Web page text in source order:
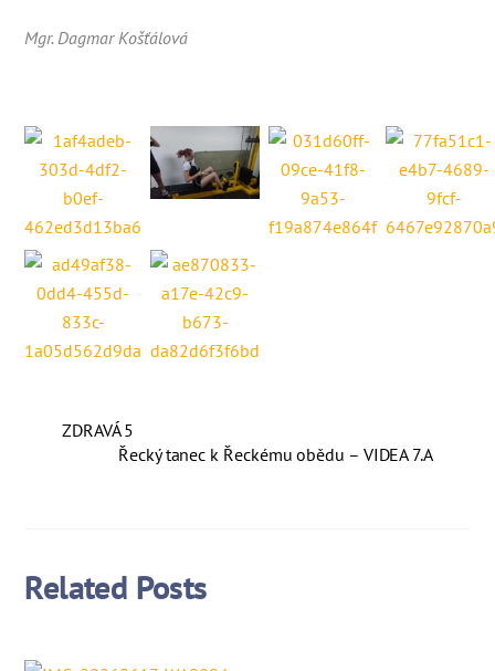
Mgr. Dagmar Košťálová
ZDRAVÁ 5
Řecký tanec k Řeckému obědu – VIDEA 7.A
Related Posts